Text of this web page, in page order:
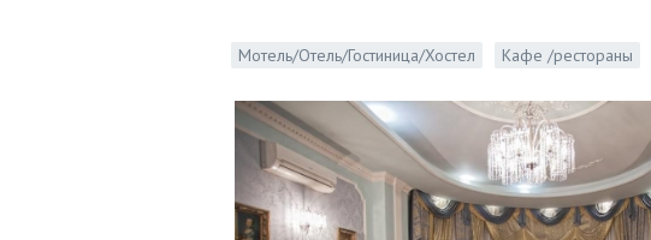
Мотель/Отель/Гостиница/Хостел Кафе /рестораны